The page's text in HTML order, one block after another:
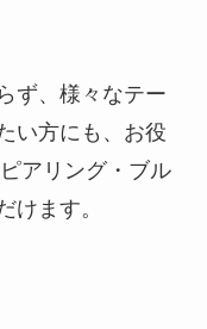
ず、様々なテー
い方にも、お役
アリング・ブル
けます。